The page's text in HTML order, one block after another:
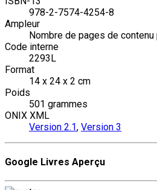
978-2-7574-4254-8
Ampleur
Nombre de pages de contenu
Code interne
2293L
Format
14 x 24 x 2 cm
Poids
501 grammes
ONIX XML
Version 2.1, Version 3
Google Livres Aperçu